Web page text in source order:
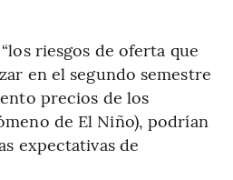
riesgos de oferta que
en el segundo semestre
precios de los
de El Niño), podrían
expectativas de